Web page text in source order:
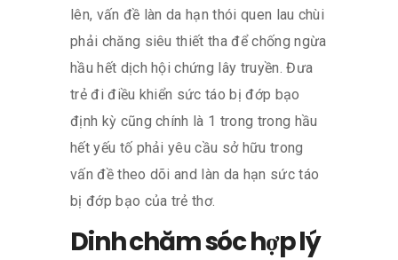
lên, vấn đề làn da hạn thói quen lau chùi
phải chăng siêu thiết tha để chống ngừa
hầu hết dịch hội chứng lây truyền. Đưa
trẻ đi điều khiển sức táo bị đớp bạo
định kỳ cũng chính là 1 trong trong hầu
hết yếu tố phải yêu cầu sở hữu trong
vấn đề theo dõi and làn da hạn sức táo
bị đớp bạo của trẻ thơ.
Dinh chăm sóc hợp lý